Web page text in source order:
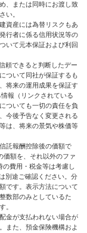
、または同時にお渡し致
い。
資産には為替リスクもあ
行者に係る信用状況等の
いて元本保証および利回
頼できると判断したデー
ついて同社が保証するも
将来の運用成果を保証す
報（リンクされている
ついても一切の責任を負
今後予告なく変更される
は、将来の景気や株価等
託報酬控除後の価額で
価額を、それ以外のファ
費用・税金等は考慮し
別途ご確認ください。分
です。表示方法について
数部のみとしているた
。
金が支払われない場合が
また、預金保険機構およ